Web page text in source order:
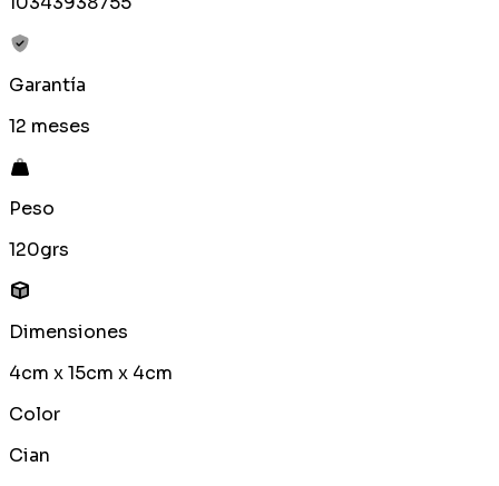
Garantía
12 meses
Peso
120grs
Dimensiones
4cm x 15cm x 4cm
Color
Cian